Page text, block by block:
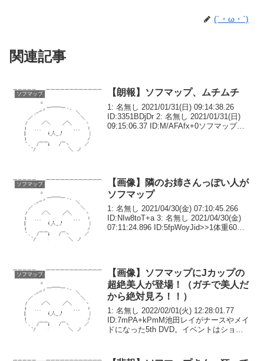
(´・ω・`)
関連記事
ソフマップ 【朗報】ソフマップ、ムチムチ
1: 名無し 2021/01/31(日) 09:14:38.26
ID:3351BDjDr 2: 名無し 2021/01/31(日)
09:15:06.37 ID:M/AFAfx+0ソフマップに
ソフマップ
【画像】隣のお姉さんっぽい人が
ソフマップ
1: 名無し 2021/04/30(金) 07:10:45.266
ID:NIw8toT+a 3: 名無し 2021/04/30(金)
07:11:24.896 ID:5fpWoyJid>>1体重60㌔
ソフマップ
【画像】ソフマップにJカップの
超絶美人が登場！（ガチで美人だ
から絶対見ろ！！）
1: 名無し 2022/02/01(火) 12:28:01.77
ID:7mPA+kPmM池田レイがナースやメイ
ドになった5th DVD。イベントはショー
イさんが...